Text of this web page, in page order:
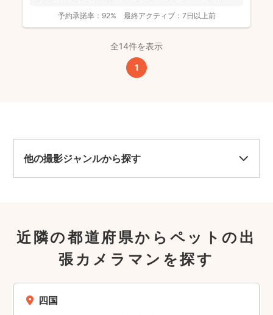
予約承諾率： 92% 最終アクティブ： 7日以上前
全14件を表示
1
他の撮影ジャンルから探す
近隣の都道府県からペットの出
張カメラマンを探す
四国